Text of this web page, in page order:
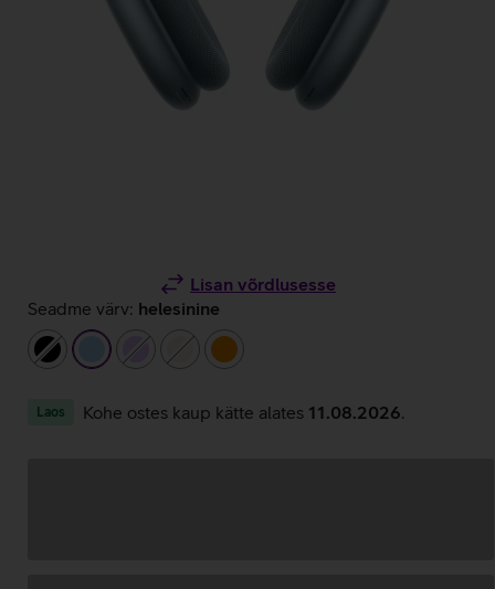
Lisan võrdlusesse
Seadme värv: helesinine
must
helesininehelelillabeež oranž
Laos Kohe ostes kaup kätte alates 11.08.2026